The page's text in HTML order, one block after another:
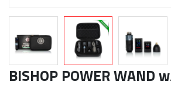
BISHOP POWER WAND